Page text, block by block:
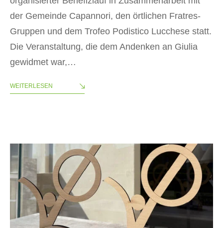
der Gemeinde Capannori, den örtlichen Fratres-
Gruppen und dem Trofeo Podistico Lucchese statt.
Die Veranstaltung, die dem Andenken an Giulia
gewidmet war,…
WEITERLESEN